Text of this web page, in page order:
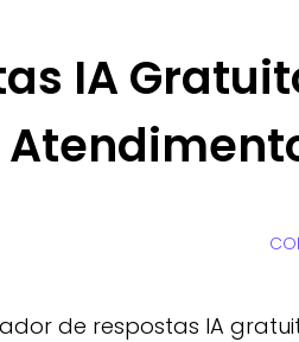
IA
de respostas IA